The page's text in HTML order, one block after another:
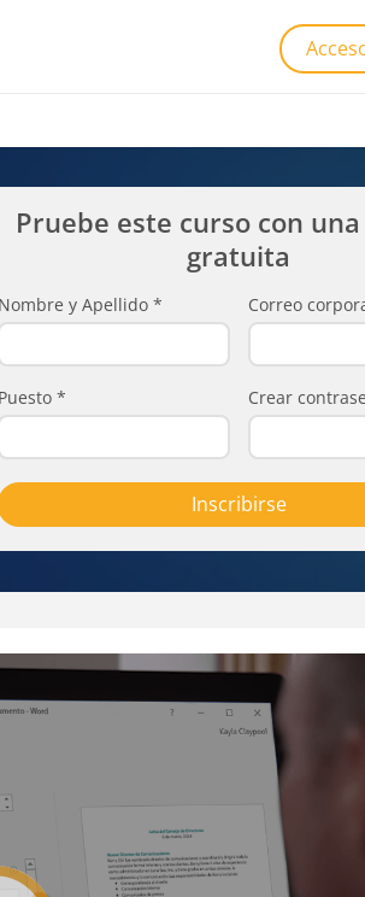
Pruebe este curso con
gratuita
Nombre y Apellido * Correo
Puesto * Crear
Inscribirse